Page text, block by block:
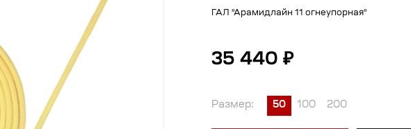
ГАЛ "Арамидлайн 11 огнеупорная"
35 440 ₽
Размер: 50 100 200